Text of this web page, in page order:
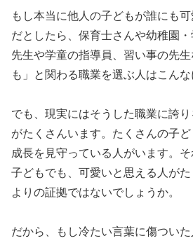
もし本当に他人の子どもが誰にも
だとしたら、保育士さんや幼稚園
先生や学童の指導員、習い事の先
も」と関わる職業を選ぶ人はこんな
でも、現実にはそうした職業に誇
がたくさんいます。たくさんの子ど
成長を見守っている人がいます。
子どもでも、可愛いと思える人が
よりの証拠ではないでしょうか。
だから、もし冷たい言葉に傷つい